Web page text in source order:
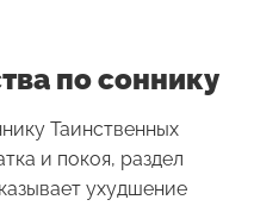
по соннику
Таинственных
и покоя, раздел
ухудшение